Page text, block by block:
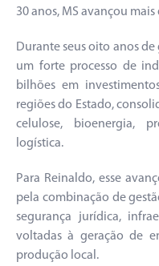
30 anos, MS avançou mais
Durante seus oito anos
um forte processo de
bilhões em
regiões do Estado,
celulose, bioenergia,
logística.
Para Reinaldo, esse
pela combinação de
segurança jurídica,
voltadas à geração de
produção local.